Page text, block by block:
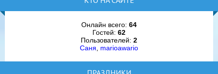
Онлайн всего: 64
Гостей: 62
Пользователей: 2
Саня
marioawario